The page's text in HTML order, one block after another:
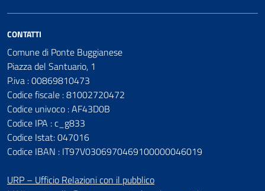
CONTATTI
Comune di Ponte Buggianese
Piazza del Santuario, 1
P.iva : 00869810473
Codice fiscale : 81002720472
Codice univoco : AF43D0B
Codice IPA : c_g833
Codice Istat: 047016
Codice IBAN : IT97V0306970469100000046019
URP – Ufficio Relazioni con il pubblico